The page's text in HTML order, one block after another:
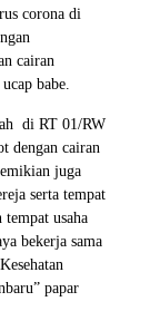
corona di
cairan
babe.
di RT 01/RW
dengan cairan
juga
serta tempat
tempat usaha
bekerja sama
papar